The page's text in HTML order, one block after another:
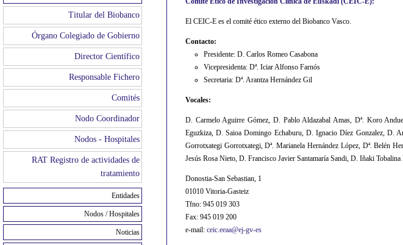
Titular del Biobanco
Órgano Colegiado de Gobierno
Director Científico
Responsable Fichero
Comités
Nodo Coordinador
Nodos - Hospitales
RAT Registro de actividades de
tratamiento
Entidades
Nodos / Hospitales
Noticias
El CEIC-E es el comité ético externo del Biobanco Vasco.
Contacto:
Presidente: D. Carlos Romeo Casabona
Vicepresidenta: Dª. Iciar Alfonso Farnós
Secretaria: Dª. Arantza Hernández Gil
Vocales:
D. Carmelo Aguirre Gómez, D. Pablo Aldazabal Amas, Dª. Koro
Eguzkiza, D. Saioa Domingo Echaburu, D. Ignacio Díez Gonzalez, D.
Gorrotxategi Gorrotxategi, Dª. Marianela Hernández López, Dª. Belén
Jesús Rosa Nieto, D. Francisco Javier Santamaría Sandi, D. Iñaki
Donostia-San Sebastian, 1
01010 Vitoria-Gasteiz
Tfno: 945 019 303
Fax: 945 019 200
e-mail: ceic.eeaa@ej-gv-es